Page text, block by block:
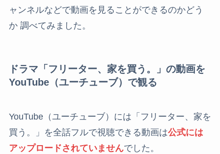
ャンネルなどで動画を見ることができるのかどう
か 調べてみました。
ドラマ「フリーター、家を買う。」の動画を
YouTube（ユーチューブ）で観る
YouTube（ユーチューブ）には「フリーター、家を
買う。」を全話フルで視聴できる動画は公式には
アップロードされていませんでした。